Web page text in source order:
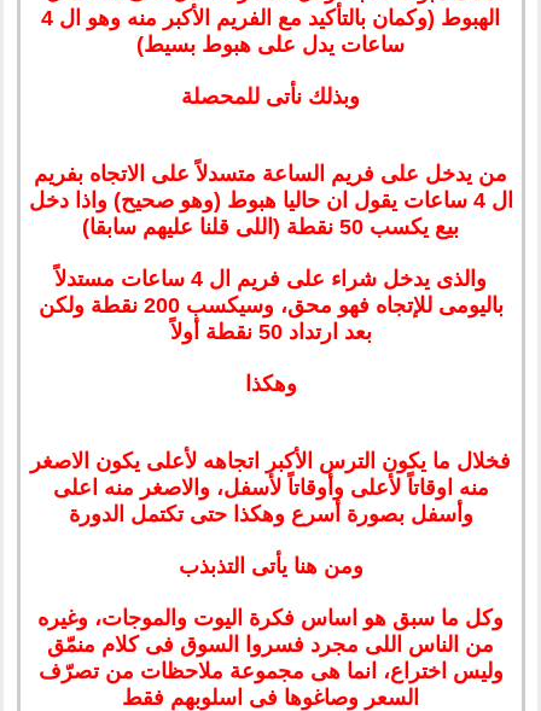
الهبوط (وكمان بالتأكيد مع الفريم الأكبر منه وهو ال 4
ساعات يدل على هبوط بسيط)
وبذلك نأتى للمحصلة
من يدخل على فريم الساعة متسدلاً على الاتجاه بفريم
ال 4 ساعات يقول ان حاليا هبوط (وهو صحيح) واذا دخل
بيع يكسب 50 نقطة (اللى قلنا عليهم سابقا)
والذى يدخل شراء على فريم ال 4 ساعات مستدلاً
باليومى للإتجاه فهو محق، وسيكسب 200 نقطة ولكن
بعد ارتداد 50 نقطة أولاً
وهكذا
فخلال ما يكون الترس الأكبر اتجاهه لأعلى يكون الاصغر
منه اوقاتاً لأعلى وأوقاتاً لأسفل، والاصغر منه اعلى
وأسفل بصورة أسرع وهكذا حتى تكتمل الدورة
ومن هنا يأتى التذبذب
وكل ما سبق هو اساس فكرة اليوت والموجات، وغيره
من الناس اللى مجرد فسروا السوق فى كلام منمّق
وليس اختراع، انما هى مجموعة ملاحظات من تصرّف
السعر وصاغوها فى اسلوبهم فقط